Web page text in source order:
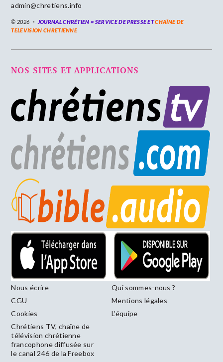
admin@chretiens.info
© 2026 JOURNAL CHRÉTIEN = SERVICE DE PRESSE ETCHAÎNE DE
TELEVISION CHRETIENNE
NOS SITES ET APPLICATIONS
Nous écrire
Qui sommes-nous ?
CGU
Mentions légales
Cookies
L’équipe
Chrétiens TV, chaîne de
télévision chrétienne
francophone diffusée sur
le canal 246 de la Freebox